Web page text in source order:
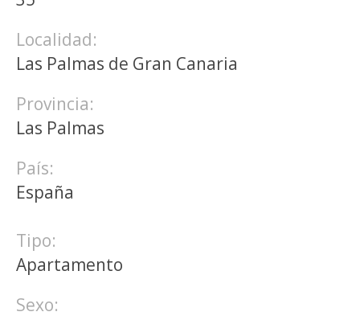
Localidad:
Las Palmas de Gran Canaria
Provincia:
Las Palmas
País:
España
Tipo:
Apartamento
Sexo: